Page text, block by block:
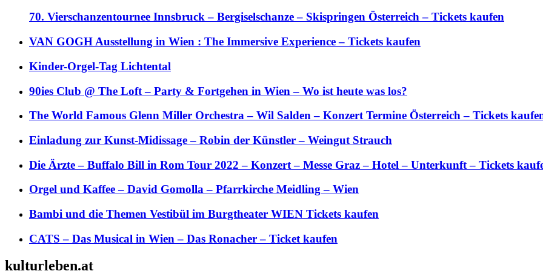
70. Vierschanzentournee Innsbruck – Bergiselschanze – Skispringen Österreich – Tickets kaufen
VAN GOGH Ausstellung in Wien : The Immersive Experience – Tickets kaufen
Kinder-Orgel-Tag Lichtental
90ies Club @ The Loft – Party & Fortgehen in Wien – Wo ist heute was los?
The World Famous Glenn Miller Orchestra – Wil Salden – Konzert Termine Österreich – Tickets
Einladung zur Kunst-Midissage – Robin der Künstler – Weingut Strauch
Die Ärzte – Buffalo Bill in Rom Tour 2022 – Konzert – Messe Graz – Hotel – Unterkunft – Tickets
Orgel und Kaffee – David Gomolla – Pfarrkirche Meidling – Wien
Bambi und die Themen Vestibül im Burgtheater WIEN Tickets kaufen
CATS – Das Musical in Wien – Das Ronacher – Ticket kaufen
kulturleben.at